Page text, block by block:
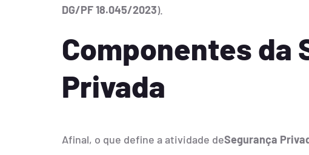
DG/PF 18.045/2023).
Componentes da
Privada
Afinal, o que define a atividade deSegurança